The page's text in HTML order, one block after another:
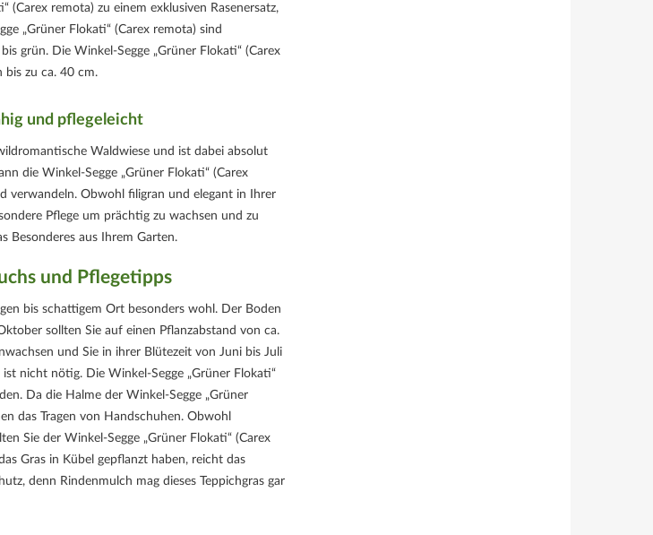
(Carex remota) zu einem exklusiven Rasenersatz,
„Grüner Flokati“ (Carex remota) sind
grün. Die Winkel-Segge „Grüner Flokati“ (Carex
bis zu ca. 40 cm.
und pflegeleicht
Waldwiese und ist dabei absolut
die Winkel-Segge „Grüner Flokati“ (Carex
verwandeln. Obwohl filigran und elegant in Ihrer
Pflege um prächtig zu wachsen und zu
Besonderes aus Ihrem Garten.
und Pflegetipps
bis schattigem Ort besonders wohl. Der Boden
sollten Sie auf einen Pflanzabstand von ca.
und Sie in ihrer Blütezeit von Juni bis Juli
nicht nötig. Die Winkel-Segge „Grüner Flokati“
Da die Halme der Winkel-Segge „Grüner
das Tragen von Handschuhen. Obwohl
Sie der Winkel-Segge „Grüner Flokati“ (Carex
Gras in Kübel gepflanzt haben, reicht das
denn Rindenmulch mag dieses Teppichgras gar